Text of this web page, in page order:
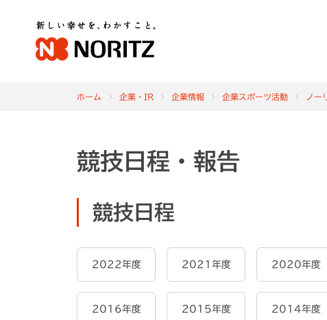
ホーム 企業・IR 企業情報 企業スポーツ活動 ノー
競技日程・報告
競技日程
2022年度 2021年度 2020年度
2016年度 2015年度 2014年度